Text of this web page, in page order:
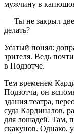
мужчину в
— Ты не закрыл
делать?
Усатый понял:
зрителя. Ведь
в Подзотче.
Тем временем
Подзотча, он
здания театра,
суда Кардиналов,
для лошадей. Там,
скакунов. Однако,